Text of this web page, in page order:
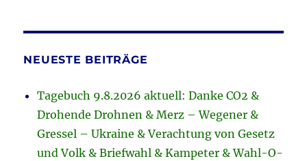
NEUESTE BEITRÄGE
Tagebuch 9.8.2026 aktuell: Danke CO2 &
Drohende Drohnen & Merz – Wegener &
Gressel – Ukraine & Verachtung von Gesetz
und Volk & Briefwahl & Kampeter & Wahl-O-